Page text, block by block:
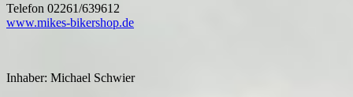
Telefon 02261/639612
www.mikes-bikershop.de
Inhaber: Michael Schwier